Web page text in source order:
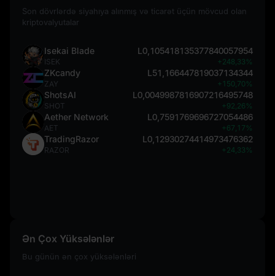
Son dövrlərdə siyahıya alınmış və ticarət üçün mövcud olan
kriptovalyutalar
Isekai Blade
ISEK
L0,105418135377840057954
+248,33%
ZKcandy
ZAY
L51,166447819037134344
+150,70%
ShotsAI
SHOT
L0,0049987816907216495748
+92,26%
Aether Network
AET
L0,7591769696727054486
+67,17%
TradingRazor
RAZOR
L0,12930274414973476362
+24,33%
Ən Çox Yüksələnlər
Bu günün ən çox yüksələnləri